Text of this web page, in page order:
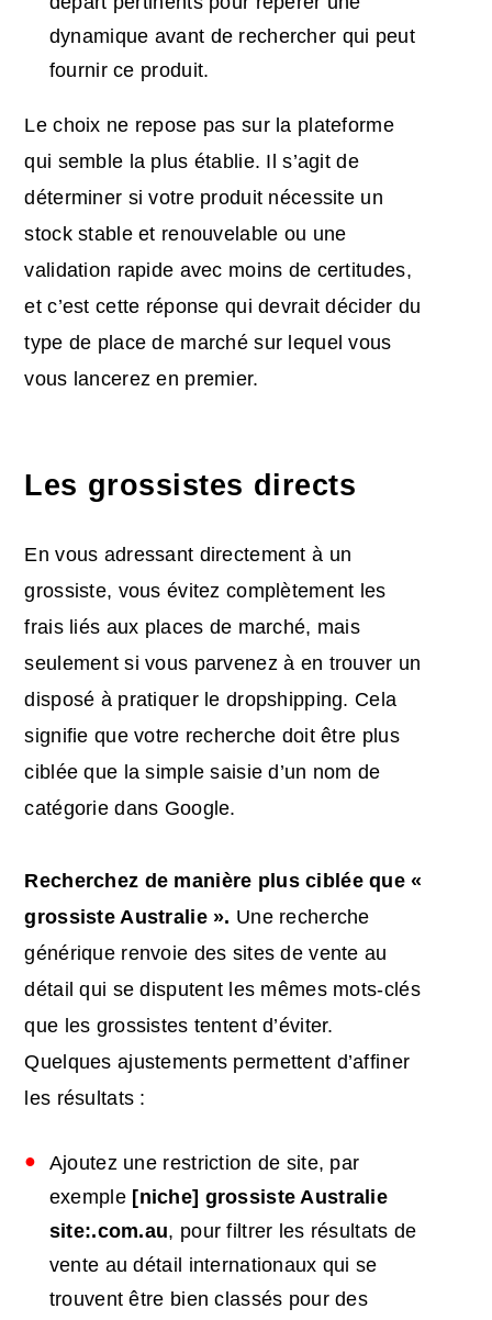
dynamique avant de rechercher qui peut
fournir ce produit.
Le choix ne repose pas sur la plateforme
qui semble la plus établie. Il s’agit de
déterminer si votre produit nécessite un
stock stable et renouvelable ou une
validation rapide avec moins de certitudes,
et c’est cette réponse qui devrait décider du
type de place de marché sur lequel vous
vous lancerez en premier.
Les grossistes directs
En vous adressant directement à un
grossiste, vous évitez complètement les
frais liés aux places de marché, mais
seulement si vous parvenez à en trouver un
disposé à pratiquer le dropshipping. Cela
signifie que votre recherche doit être plus
ciblée que la simple saisie d’un nom de
catégorie dans Google.
Recherchez de manière plus ciblée que «
grossiste Australie ». Une recherche
générique renvoie des sites de vente au
détail qui se disputent les mêmes mots-clés
que les grossistes tentent d’éviter.
Quelques ajustements permettent d’affiner
les résultats :
Ajoutez une restriction de site, par
exemple[niche] grossiste Australie
site:.com.au, pour filtrer les résultats de
vente au détail internationaux qui se
trouvent être bien classés pour des